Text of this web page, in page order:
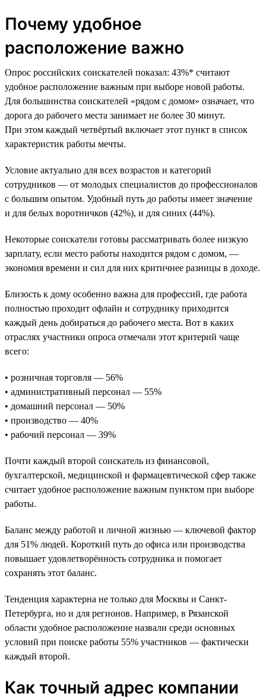
Почему удобное
расположение важно
Опрос российских соискателей показал: 43%* считают
удобное расположение важным при выборе новой работы.
Для большинства соискателей «рядом с домом» означает, что
дорога до рабочего места занимает не более 30 минут.
При этом каждый четвёртый включает этот пункт в список
характеристик работы мечты.
Условие актуально для всех возрастов и категорий
сотрудников — от молодых специалистов до профессионалов
с большим опытом. Удобный путь до работы имеет значение
и для белых воротничков (42%), и для синих (44%).
Некоторые соискатели готовы рассматривать более низкую
зарплату, если место работы находится рядом с домом, —
экономия времени и сил для них критичнее разницы в доходе.
Близость к дому особенно важна для профессий, где работа
полностью проходит офлайн и сотруднику приходится
каждый день добираться до рабочего места. Вот в каких
отраслях участники опроса отмечали этот критерий чаще
всего:
• розничная торговля — 56%
• административный персонал — 55%
• домашний персонал — 50%
• производство — 40%
• рабочий персонал — 39%
Почти каждый второй соискатель из финансовой,
бухгалтерской, медицинской и фармацевтической сфер также
считает удобное расположение важным пунктом при выборе
работы.
Баланс между работой и личной жизнью — ключевой фактор
для 51% людей. Короткий путь до офиса или производства
повышает удовлетворённость сотрудника и помогает
сохранять этот баланс.
Тенденция характерна не только для Москвы и Санкт-
Петербурга, но и для регионов. Например, в Рязанской
области удобное расположение назвали среди основных
условий при поиске работы 55% участников — фактически
каждый второй.
Как точный адрес компании